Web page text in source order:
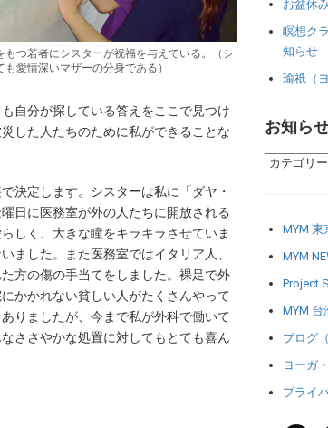
もつ若者にシスターが祝福を与えている。（シ
愛情深いマザーの分身である）
自分が探している答えをここで見つけ
した人たちのために私ができることな
決定します。シスターは私に「ダヤ・
日に医務室が外の人たちに開放される
しく、大きな瞳をキラキラさせていま
ました。また医務室ではイタリア人、
方の傷の手当てをしました。裸足で外
かかれない貧しい人がたくさんやって
りましたが、今まで私が外科で働いて
ささやかな処置に対してもとても喜ん
お盆休
瞑想ク
知らせ
瑜祇（
お知ら
MYM 東
MYM
Project
MYM 台
ブログ
ヨーガ
プライ